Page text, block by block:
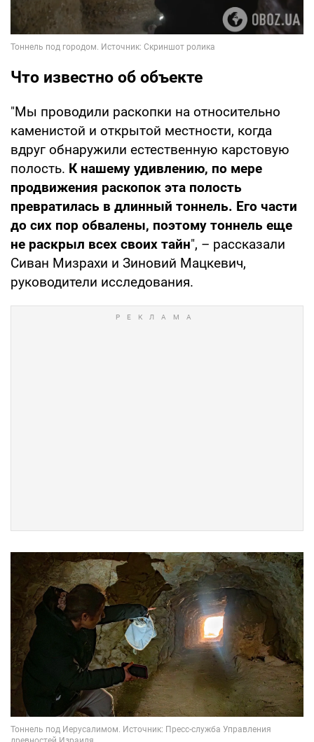
Что известно об объекте
"Мы проводили раскопки на относительно
каменистой и открытой местности, когда
вдруг обнаружили естественную карстовую
полость. К нашему удивлению, по мере
продвижения раскопок эта полость
превратилась в длинный тоннель. Его части
до сих пор обвалены, поэтому тоннель еще
не раскрыл всех своих тайн", – рассказали
Сиван Мизрахи и Зиновий Мацкевич,
руководители исследования.